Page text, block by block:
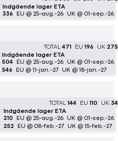
Indgående lager ETA
336
EU @ 25-aug.-26 UK @ 01-sep.-26
TOTAL471 EU 196 UK 275
Indgående lager ETA
504
EU @ 25-aug.-26
UK @ 01-sep.-26
546
EU @ 11-jan.-27 UK @ 18-jan.-27
TOTAL 144 EU 110 UK 34
Indgående lager ETA
210
EU @ 25-aug.-26
UK @ 01-sep.-26
252
EU @ 08-feb.-27 UK @ 15-feb.-27